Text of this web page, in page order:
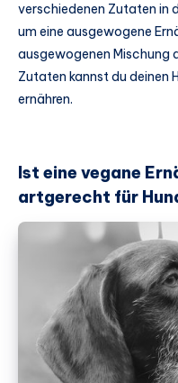
verschiedenen Zutaten in
um eine ausgewogene
ausgewogenen Mischung
Zutaten kannst du deinen
ernähren.
Ist eine vegane
artgerecht für